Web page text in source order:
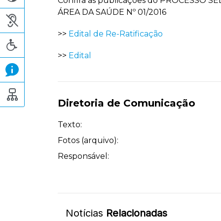
ÁREA DA SAÚDE Nº 01/2016
>> Edital de Re-Ratificação
>> Edital
Diretoria de Comunicação
Texto:
Fotos (arquivo):
Responsável:
Notícias Relacionadas